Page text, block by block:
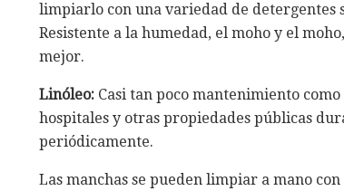
limpiarlo con una variedad de
Resistente a la humedad, el moho y el
mejor.
Linóleo: Casi tan poco mantenimiento
hospitales y otras propiedades públicas
periódicamente.
Las manchas se pueden limpiar a mano